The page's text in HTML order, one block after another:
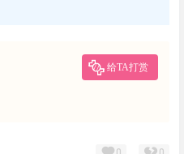
给TA打赏